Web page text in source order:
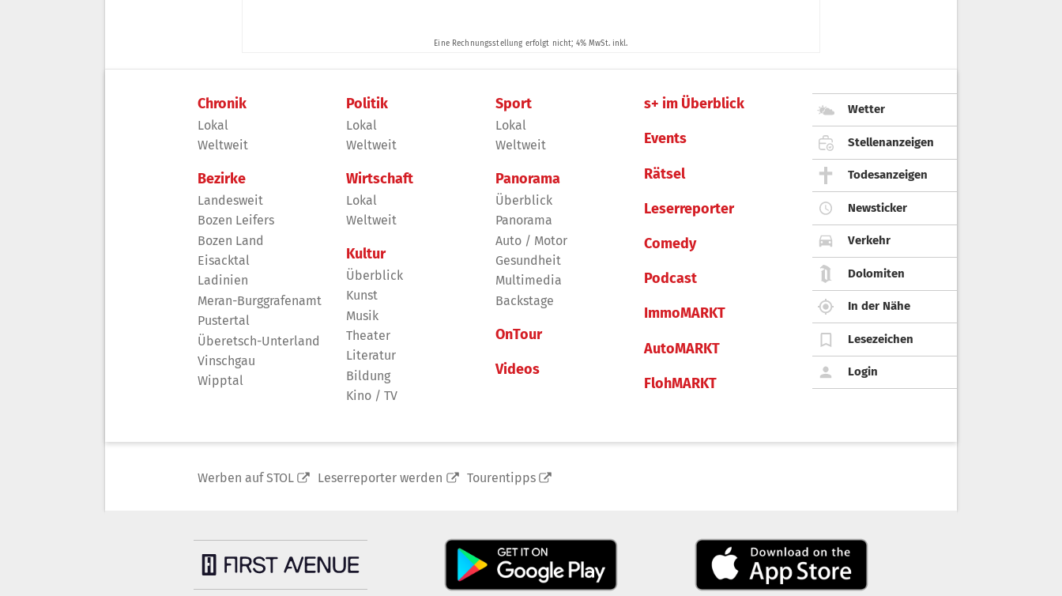
Chronik
Lokal
Weltweit
Bezirke
Landesweit
Bozen Leifers
Bozen Land
Eisacktal
Ladinien
Meran-Burggrafenamt
Pustertal
Überetsch-Unterland
Vinschgau
Wipptal
Politik
Lokal
Weltweit
Wirtschaft
Lokal
Weltweit
Kultur
Überblick
Kunst
Musik
Theater
Literatur
Bildung
Kino / TV
Sport
Lokal
Weltweit
Panorama
Überblick
Panorama
Auto / Motor
Gesundheit
Multimedia
Backstage
OnTour
Videos
s+ im Überblick
Events
Rätsel
Leserreporter
Comedy
Podcast
ImmoMARKT
AutoMARKT
FlohMARKT
Wetter
Stellenanzeigen
Todesanzeigen
Newsticker
Verkehr
Dolomiten
In der Nähe
Lesezeichen
Login
Werben auf STOL Leserreporter werden Tourentipps